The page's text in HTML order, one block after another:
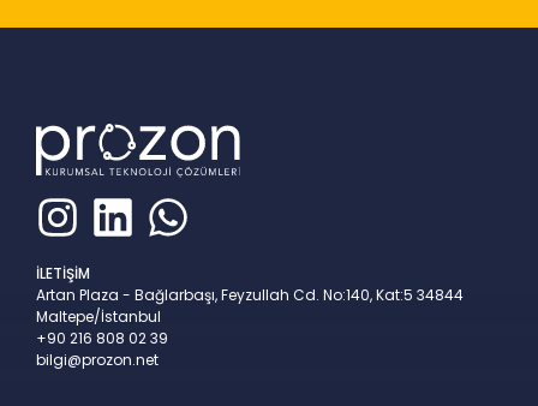
İLETİŞİM
Artan Plaza - Bağlarbaşı, Feyzullah Cd. No:140, Kat:5 34844
Maltepe/İstanbul
+90 216 808 02 39
bilgi@prozon.net